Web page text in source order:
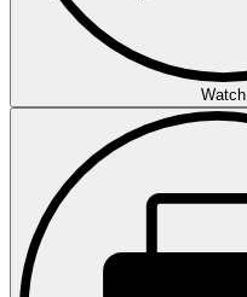
Watch